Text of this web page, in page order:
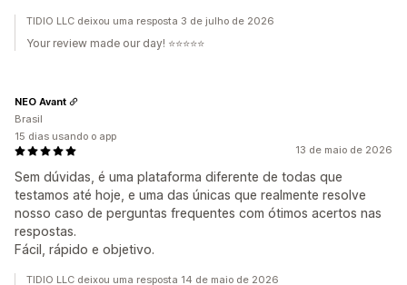
TIDIO LLC deixou uma resposta 3 de julho de 2026
Your review made our day! ⭐⭐⭐⭐⭐
13 de maio de 2026
Sem dúvidas, é uma plataforma diferente de todas que
testamos até hoje, e uma das únicas que realmente resolve
nosso caso de perguntas frequentes com ótimos acertos nas
respostas.
Fácil, rápido e objetivo.
NEO Avant
Brasil
15 dias usando o app
TIDIO LLC deixou uma resposta 14 de maio de 2026